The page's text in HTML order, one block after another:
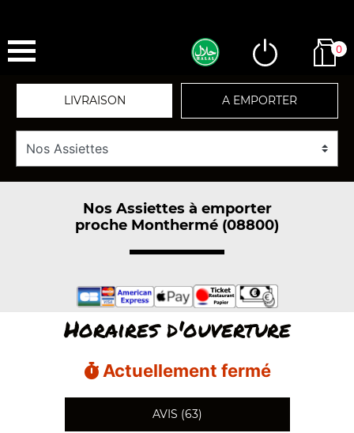
0
LIVRAISON A EMPORTER
Nos Assiettes à emporter
proche Monthermé (08800)
Horaires d'ouverture
Actuellement fermé
AVIS (63)